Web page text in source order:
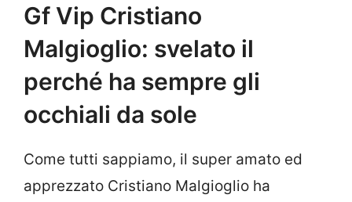
Gf Vip Cristiano
Malgioglio: svelato il
perché ha sempre gli
occhiali da sole
Come tutti sappiamo, il super amato ed
apprezzato Cristiano Malgioglio ha